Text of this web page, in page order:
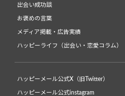
出会い成功談
お褒めの言葉
メディア掲載・広告実績
ハッピーライフ（出会い・恋愛コラム）
ハッピーメール公式X（旧Twitter）
ハッピーメール公式instagram